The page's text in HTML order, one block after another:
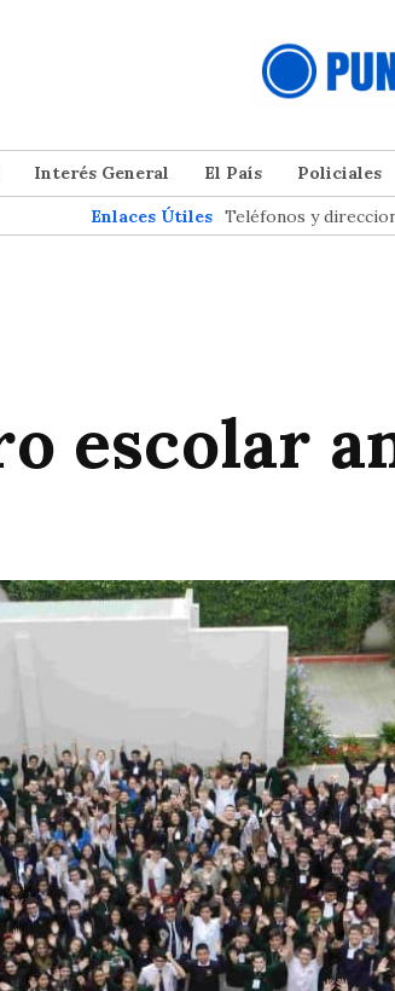
Interés General El País Policiales
Enlaces Útiles Teléfonos y
escolar